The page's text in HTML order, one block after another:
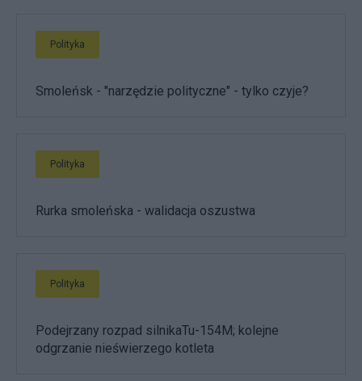
Polityka
Smoleńsk - "narzędzie polityczne" - tylko czyje?
Polityka
Rurka smoleńska - walidacja oszustwa
Polityka
Podejrzany rozpad silnikaTu-154M; kolejne
odgrzanie nieświerzego kotleta